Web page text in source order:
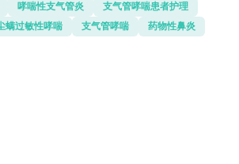
哮喘性支气管炎
支气管哮喘患者护理
螨过敏性哮喘 支气管哮喘
药物性鼻炎